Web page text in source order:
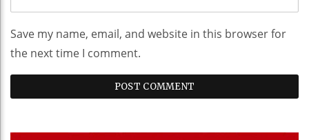
Save my name, email, and website in this browser for
the next time I comment.